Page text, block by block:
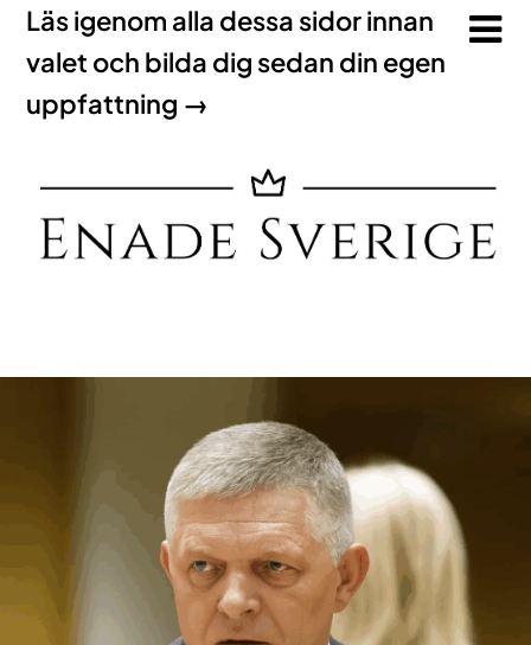
Läs igenom alla dessa sidor innan
valet och bilda dig sedan din egen
uppfattning →